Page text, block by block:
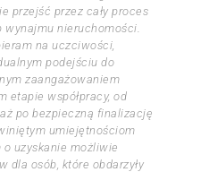
przejść przez cały proces
wynajmu nieruchomości.
na uczciwości,
podejściu do
zaangażowaniem
etapie współpracy, od
po bezpieczną finalizację
umiejętnościom
uzyskanie możliwie
dla osób, które obdarzyły